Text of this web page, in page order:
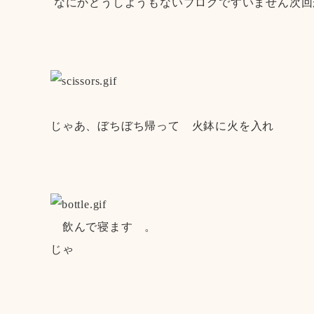
なにかどうしようもないブログですいません次
じゃあ、ぼちぼち帰って 火鉢に火を入れ
飲んで寝ます 。
じゃ